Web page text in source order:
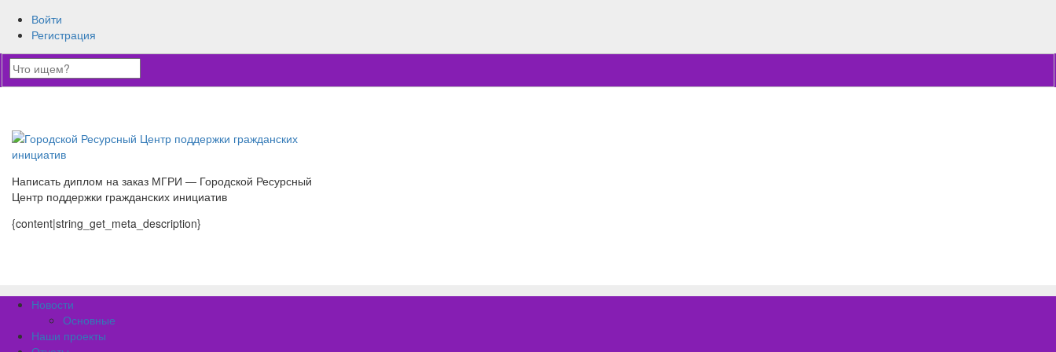
Войти
Регистрация
Написать диплом на заказ МГРИ — Городской Ресурсный
Центр поддержки гражданских инициатив
{content|string_get_meta_description}
Новости
Основные
Наши проекты